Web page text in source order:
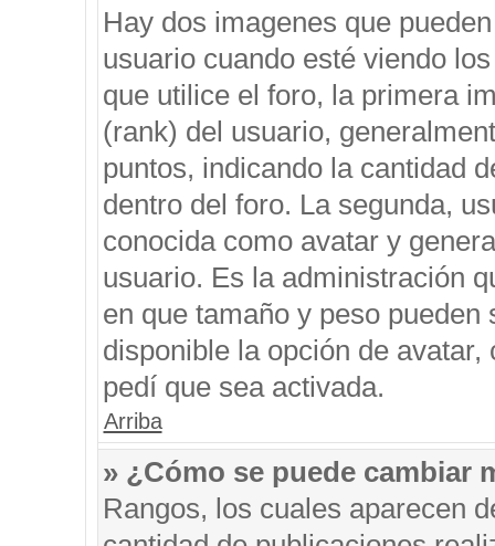
Hay dos imagenes que
usuario cuando esté viendo
que utilice el foro, la primera
(rank) del usuario,
puntos, indicando la cantidad
dentro del foro. La segunda,
conocida como avatar y
usuario. Es la administración
en que tamaño y peso
disponible la opción de
pedí que sea activada.
Arriba
» ¿Cómo se puede cambiar
Rangos, los cuales aparecen